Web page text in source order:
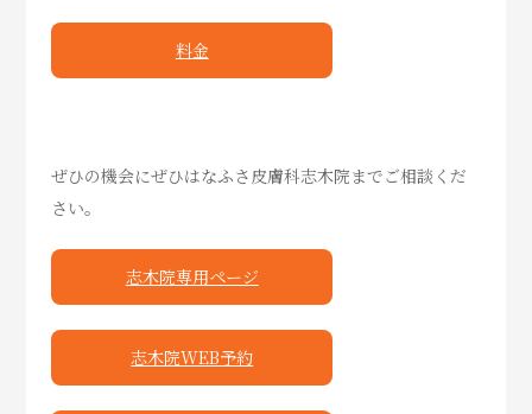
料金
ぜひの機会にぜひはなふさ皮膚科志木院までご相談くだ
さい。
志木院専用ページ
志木院WEB予約